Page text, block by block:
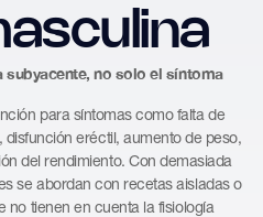
subyacente, no solo el síntoma
para síntomas como falta de
eréctil, aumento de peso,
del rendimiento. Con demasiada
se abordan con recetas aisladas o
no tienen en cuenta la fisiología